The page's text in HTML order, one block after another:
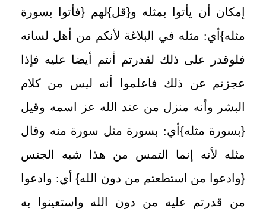
إمكان أن يأتوا بمثله و{قل}لهم {فأتوا بسورة
مثله} أي: مثله في البلاغة لأنكم من أهل لسانه
فلوقدر على ذلك لقدرتم أنتم أيضا عليه فإذا
عجزتم عن ذلك فاعلموا أنه ليس من كلام
البشر وأنه منزل من عند الله عز اسمه وقيل
{بسورة مثله} أي: بسورة مثل سورة منه وقال
مثله لأنه إنما التمس من هذا شبه الجنس
{وادعوا من استطعتم من دون الله}أي: وادعوا
من قدرتم عليه من دون الله واستعينوا به